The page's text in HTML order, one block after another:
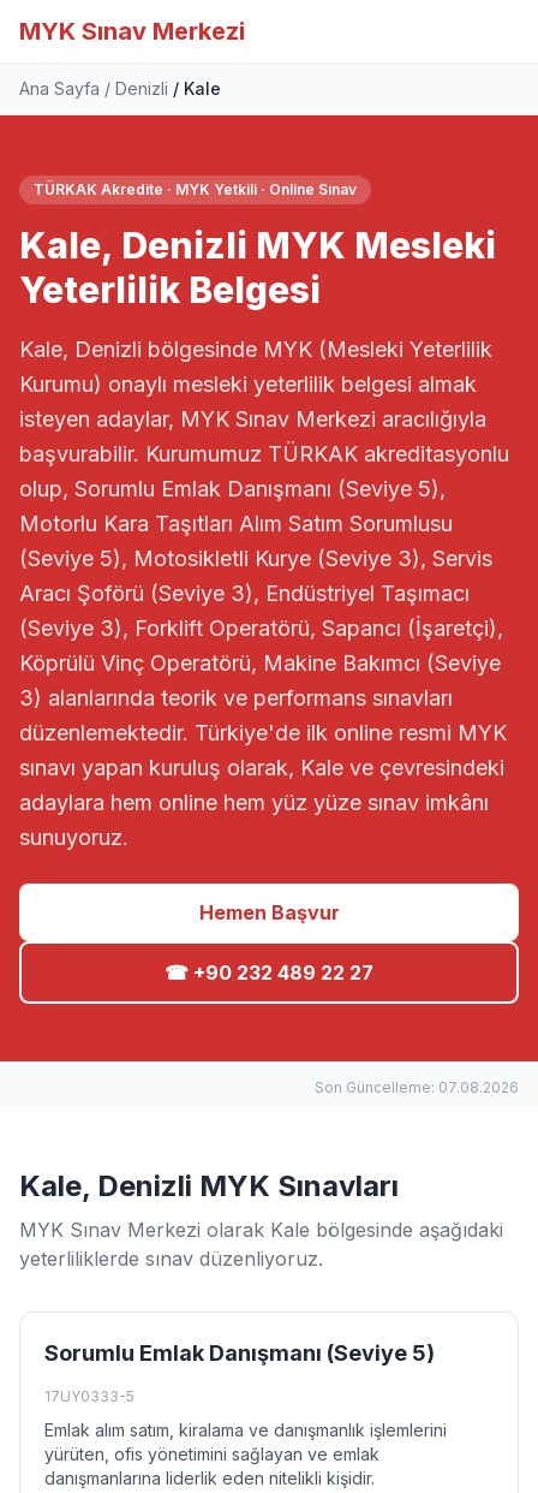
MYK Sınav Merkezi
Ana Sayfa Denizli Kale
TÜRKAK Akredite · MYK Yetkili · Online Sınav
Kale, Denizli MYK Mesleki
Yeterlilik Belgesi
Kale, Denizli bölgesinde MYK (Mesleki Yeterlilik
Kurumu) onaylı mesleki yeterlilik belgesi almak
isteyen adaylar, MYK Sınav Merkezi aracılığıyla
başvurabilir. Kurumumuz TÜRKAK akreditasyonlu
olup, Sorumlu Emlak Danışmanı (Seviye 5),
Motorlu Kara Taşıtları Alım Satım Sorumlusu
(Seviye 5), Motosikletli Kurye (Seviye 3), Servis
Aracı Şoförü (Seviye 3), Endüstriyel Taşımacı
(Seviye 3), Forklift Operatörü, Sapancı (İşaretçi),
Köprülü Vinç Operatörü, Makine Bakımcı (Seviye
3) alanlarında teorik ve performans sınavları
düzenlemektedir. Türkiye'de ilk online resmi MYK
sınavı yapan kuruluş olarak, Kale ve çevresindeki
adaylara hem online hem yüz yüze sınav imkânı
sunuyoruz.
Hemen Başvur
☎ +90 232 489 22 27
Son Güncelleme: 07.08.2026
Kale, Denizli MYK Sınavları
MYK Sınav Merkezi olarak Kale bölgesinde aşağıdaki
yeterliliklerde sınav düzenliyoruz.
Sorumlu Emlak Danışmanı (Seviye 5)
17UY0333-5
Emlak alım satım, kiralama ve danışmanlık işlemlerini
yürüten, ofis yönetimini sağlayan ve emlak
danışmanlarına liderlik eden nitelikli kişidir.